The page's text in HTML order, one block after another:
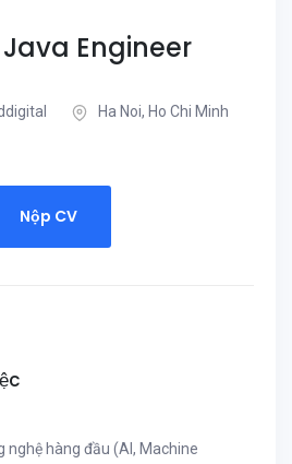
Engineer
Ha Noi, Ho Chi Minh
Nộp CV
nghệ hàng đầu (AI, Machine